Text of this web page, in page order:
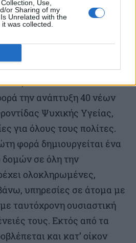
Use,
or Sharing of my
Unrelated with the
was collected.
αρνητική
στην οδική ασφάλεια και
σωστό δρόμο» είπε ο κ.
σε έναν άλλο
την ανάπτυξη 40 νέων
Ψυχικής Υγείας,
για όλους τους πολίτες.
φορά δημιουργείται ένα
δομών σε όλη την
ολοκληρωμένες,
υπηρεσίες σε άτομα με
ταυτόχρονη ουσιαστική
τους. Εκτός από τα
και κατ’ οίκον